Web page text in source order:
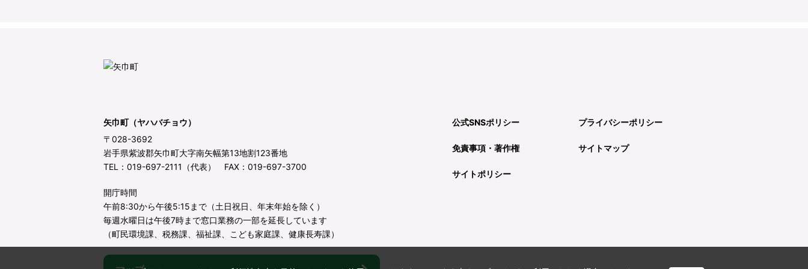
矢巾町（ヤハバチョウ）
〒028-3692
岩手県紫波郡矢巾町大字南矢幅第13地割123番地
TEL：019-697-2111（代表） FAX：019-697-3700
開庁時間
午前8:30から午後5:15まで（土日祝日、年末年始を除く）
毎週水曜日は午後7時まで窓口業務の一部を延長しています
（町民環境課、税務課、福祉課、こども家庭課、健康長寿課）
公式SNSポリシー プライバシーポリシー
免責事項・著作権 サイトマップ
サイトポリシー